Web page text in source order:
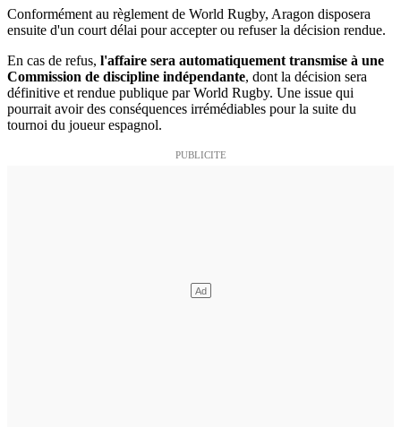
Conformément au règlement de World Rugby, Aragon disposera
ensuite d'un court délai pour accepter ou refuser la décision rendue.
En cas de refus, l'affaire sera automatiquement transmise à une
Commission de discipline indépendante, dont la décision sera
définitive et rendue publique par World Rugby. Une issue qui
pourrait avoir des conséquences irrémédiables pour la suite du
tournoi du joueur espagnol.